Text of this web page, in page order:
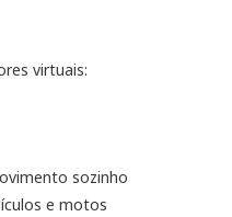
virtuais:
sozinho
e motos